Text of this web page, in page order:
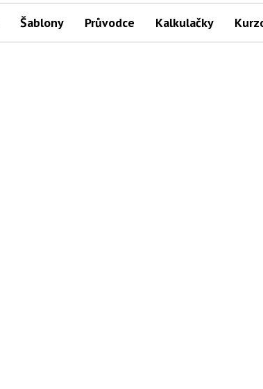
Šablony Průvodce Kalkulačky